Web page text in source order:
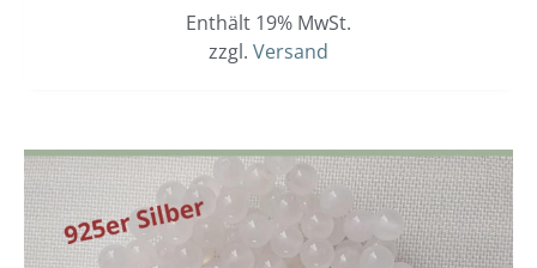
Enthält 19% MwSt.
zzgl. Versand